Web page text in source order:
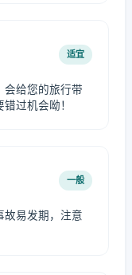
适宜
会给您的旅行带
过机会呦！
一般
故易发期，注意